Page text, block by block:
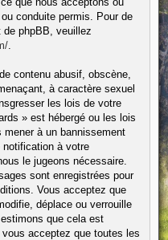
conduite permis. Pour de
phpBB, veuillez
.
contenu abusif, obscène,
à caractère sexuel
les lois de votre
» est hébergé ou les lois
à un bannissement
à votre
le jugeons nécessaire.
sont enregistrées pour
Vous acceptez que
déplace ou verrouille
que cela est
acceptez que toutes les